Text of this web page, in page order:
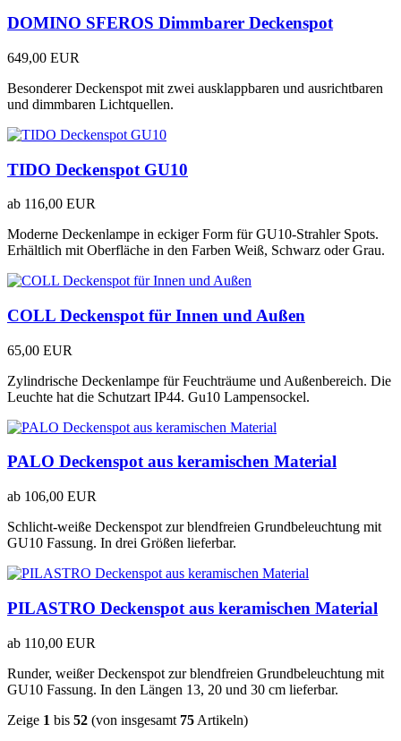
DOMINO SFEROS Dimmbarer Deckenspot
649,00 EUR
Besonderer Deckenspot mit zwei ausklappbaren und ausrichtbaren
und dimmbaren Lichtquellen.
TIDO Deckenspot GU10
ab 116,00 EUR
Moderne Deckenlampe in eckiger Form für GU10-Strahler Spots.
Erhältlich mit Oberfläche in den Farben Weiß, Schwarz oder Grau.
COLL Deckenspot für Innen und Außen
65,00 EUR
Zylindrische Deckenlampe für Feuchträume und Außenbereich. Die
Leuchte hat die Schutzart IP44. Gu10 Lampensockel.
PALO Deckenspot aus keramischen Material
ab 106,00 EUR
Schlicht-weiße Deckenspot zur blendfreien Grundbeleuchtung mit
GU10 Fassung. In drei Größen lieferbar.
PILASTRO Deckenspot aus keramischen Material
ab 110,00 EUR
Runder, weißer Deckenspot zur blendfreien Grundbeleuchtung mit
GU10 Fassung. In den Längen 13, 20 und 30 cm lieferbar.
Zeige 1 bis 52 (von insgesamt 75 Artikeln)